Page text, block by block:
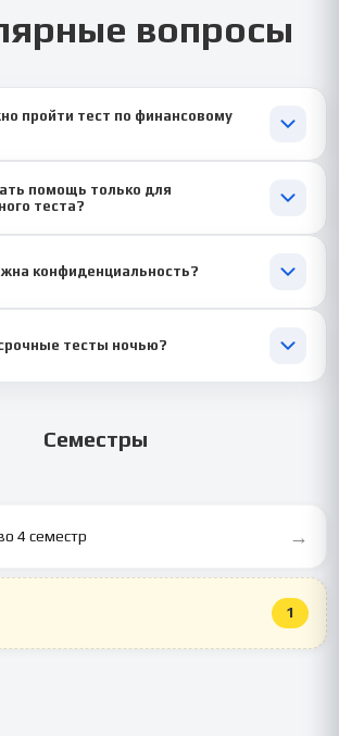
вопросы
пройти тест по финансовому
Всё зависит от сложности и объёма.
помощь только для
теста?
и кейсы.
конфиденциальность?
анонимным.тесты ночью?
Семестры
4 семестр →
1